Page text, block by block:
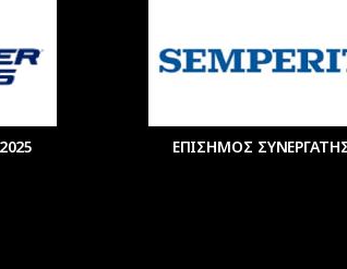
ΕΠΙΣΗΜΟΣ